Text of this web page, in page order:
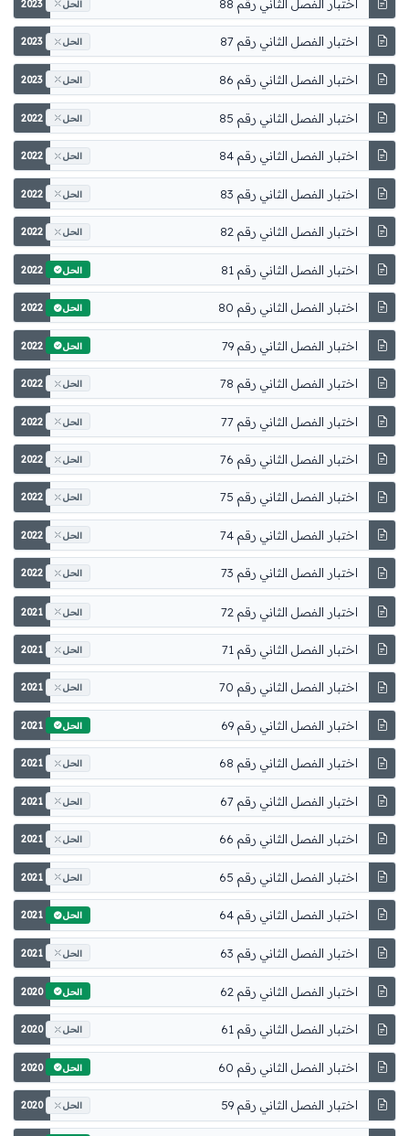
اختبار الفصل الثاني رقم 88 2023 الحل
اختبار الفصل الثاني رقم 87 2023 الحل
اختبار الفصل الثاني رقم 86 2023 الحل
اختبار الفصل الثاني رقم 85 2022 الحل
اختبار الفصل الثاني رقم 84 2022 الحل
اختبار الفصل الثاني رقم 83 2022 الحل
اختبار الفصل الثاني رقم 82 2022 الحل
اختبار الفصل الثاني رقم 81 2022 الحل
اختبار الفصل الثاني رقم 80 2022 الحل
اختبار الفصل الثاني رقم 79 2022 الحل
اختبار الفصل الثاني رقم 78 2022 الحل
اختبار الفصل الثاني رقم 77 2022 الحل
اختبار الفصل الثاني رقم 76 2022 الحل
اختبار الفصل الثاني رقم 75 2022 الحل
اختبار الفصل الثاني رقم 74 2022 الحل
اختبار الفصل الثاني رقم 73 2022 الحل
اختبار الفصل الثاني رقم 72 2021 الحل
اختبار الفصل الثاني رقم 71 2021 الحل
اختبار الفصل الثاني رقم 70 2021 الحل
اختبار الفصل الثاني رقم 69 2021 الحل
اختبار الفصل الثاني رقم 68 2021 الحل
اختبار الفصل الثاني رقم 67 2021 الحل
اختبار الفصل الثاني رقم 66 2021 الحل
اختبار الفصل الثاني رقم 65 2021 الحل
اختبار الفصل الثاني رقم 64 2021 الحل
اختبار الفصل الثاني رقم 63 2021 الحل
اختبار الفصل الثاني رقم 62 2020 الحل
اختبار الفصل الثاني رقم 61 2020 الحل
اختبار الفصل الثاني رقم 60 2020 الحل
اختبار الفصل الثاني رقم 59 2020 الحل